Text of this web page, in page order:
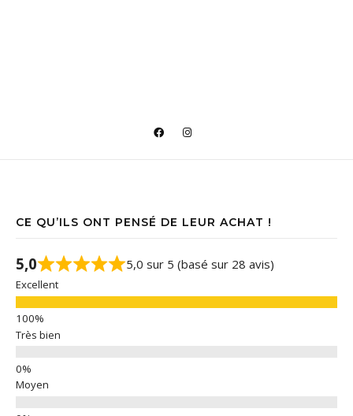
CE QU’ILS ONT PENSÉ DE LEUR ACHAT !
5,0 5,0 sur 5 (basé sur 28 avis)
Excellent
Très bien
Moyen